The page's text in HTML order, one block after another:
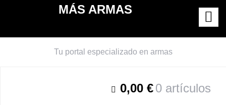
MÁS ARMAS
Tu portal especializado en armas
0,00 €0 artículos